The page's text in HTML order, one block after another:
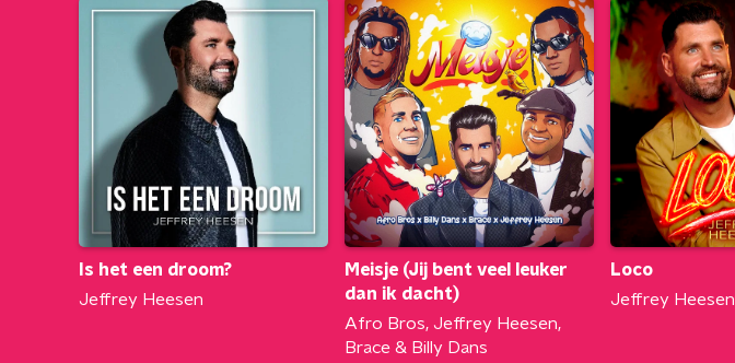
Is het een droom?
Jeffrey Heesen
Meisje (Jij bent veel leuker
dan ik dacht)
Afro Bros, Jeffrey Heesen,
Brace & Billy Dans
Loco
Jeffrey Heesen